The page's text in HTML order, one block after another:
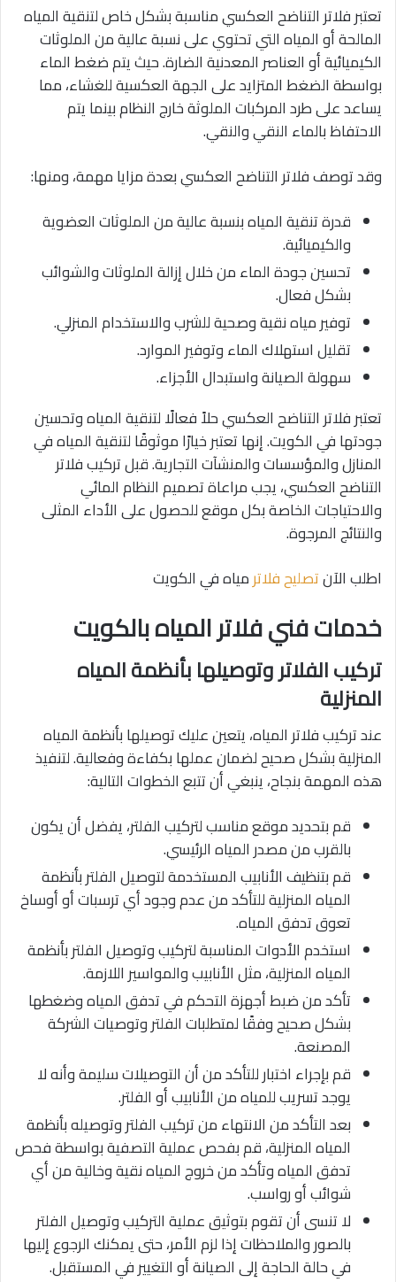
تعتبر فلاتر التناضح العكسي مناسبة بشكل خاص لتنقية المياه
المالحة أو المياه التي تحتوي على نسبة عالية من الملوثات
الكيميائية أو العناصر المعدنية الضارة. حيث يتم ضغط الماء
بواسطة الضغط المتزايد على الجهة العكسية للغشاء، مما
يساعد على طرد المركبات الملوثة خارج النظام بينما يتم
الاحتفاظ بالماء النقي والنقي.
وقد توصف فلاتر التناضح العكسي بعدة مزايا مهمة، ومنها:
قدرة تنقية المياه بنسبة عالية من الملوثات العضوية
والكيميائية.
تحسين جودة الماء من خلال إزالة الملوثات والشوائب
بشكل فعال.
توفير مياه نقية وصحية للشرب والاستخدام المنزلي.
تقليل استهلاك الماء وتوفير الموارد.
سهولة الصيانة واستبدال الأجزاء.
تعتبر فلاتر التناضح العكسي حلاً فعالًا لتنقية المياه وتحسين
جودتها في الكويت. إنها تعتبر خيارًا موثوقًا لتنقية المياه في
المنازل والمؤسسات والمنشآت التجارية. قبل تركيب فلاتر
التناضح العكسي، يجب مراعاة تصميم النظام المائي
والاحتياجات الخاصة بكل موقع للحصول على الأداء المثلى
والنتائج المرجوة.
اطلب الآنتصليح فلاترمياه في الكويت
خدمات فني فلاتر المياه بالكويت
تركيب الفلاتر وتوصيلها بأنظمة المياه
المنزلية
عند تركيب فلاتر المياه، يتعين عليك توصيلها بأنظمة المياه
المنزلية بشكل صحيح لضمان عملها بكفاءة وفعالية. لتنفيذ
هذه المهمة بنجاح، ينبغي أن تتبع الخطوات التالية:
قم بتحديد موقع مناسب لتركيب الفلتر، يفضل أن يكون
بالقرب من مصدر المياه الرئيسي.
قم بتنظيف الأنابيب المستخدمة لتوصيل الفلتر بأنظمة
المياه المنزلية للتأكد من عدم وجود أي ترسبات أو أوساخ
تعوق تدفق المياه.
استخدم الأدوات المناسبة لتركيب وتوصيل الفلتر بأنظمة
المياه المنزلية، مثل الأنابيب والمواسير اللازمة.
تأكد من ضبط أجهزة التحكم في تدفق المياه وضغطها
بشكل صحيح وفقًا لمتطلبات الفلتر وتوصيات الشركة
المصنعة.
قم بإجراء اختبار للتأكد من أن التوصيلات سليمة وأنه لا
يوجد تسريب للمياه من الأنابيب أو الفلتر.
بعد التأكد من الانتهاء من تركيب الفلتر وتوصيله بأنظمة
المياه المنزلية، قم بفحص عملية التصفية بواسطة فحص
تدفق المياه وتأكد من خروج المياه نقية وخالية من أي
شوائب أو رواسب.
لا تنسى أن تقوم بتوثيق عملية التركيب وتوصيل الفلتر
بالصور والملاحظات إذا لزم الأمر، حتى يمكنك الرجوع إليها
في حالة الحاجة إلى الصيانة أو التغيير في المستقبل.